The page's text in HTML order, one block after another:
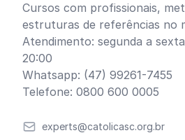
Cursos com profissionais,
estruturas de referências no
Atendimento: segunda a
20:00
Whatsapp: (47) 99261-7455
Telefone: 0800 600 0005
Emailexperts@catolicasc.org.br